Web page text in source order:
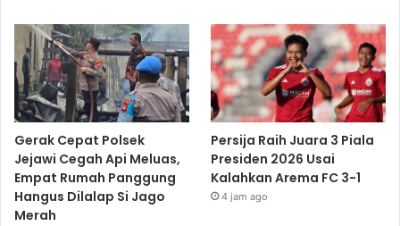
Gerak Cepat Polsek
Jejawi Cegah Api Meluas,
Empat Rumah Panggung
Hangus Dilalap Si Jago
Merah
Persija Raih Juara 3 Piala
Presiden 2026 Usai
Kalahkan Arema FC 3-1
4 jam ago